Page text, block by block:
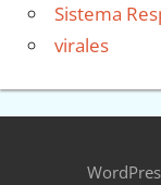
Sistema
virales